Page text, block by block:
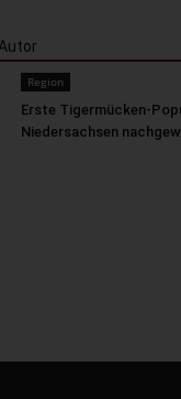
Region
Erste Tigermücken-
Niedersachsen